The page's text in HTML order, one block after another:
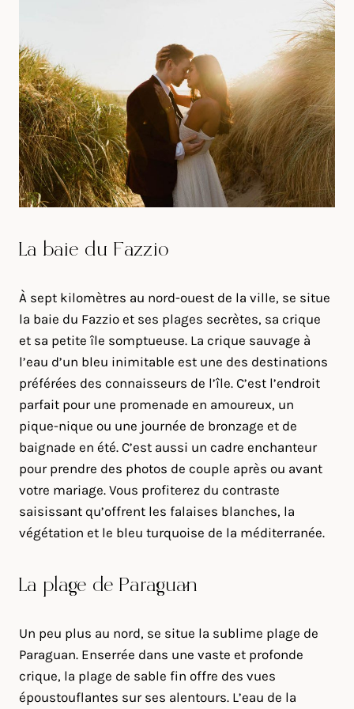
La baie du Fazzio
À sept kilomètres au nord-ouest de la ville, se situe
la baie du Fazzio et ses plages secrètes, sa crique
et sa petite île somptueuse. La crique sauvage à
l’eau d’un bleu inimitable est une des destinations
préférées des connaisseurs de l’île. C’est l’endroit
parfait pour une promenade en amoureux, un
pique-nique ou une journée de bronzage et de
baignade en été. C’est aussi un cadre enchanteur
pour prendre des photos de couple après ou avant
votre mariage. Vous profiterez du contraste
saisissant qu’offrent les falaises blanches, la
végétation et le bleu turquoise de la méditerranée.
La plage de Paraguan
Un peu plus au nord, se situe la sublime plage de
Paraguan. Enserrée dans une vaste et profonde
crique, la plage de sable fin offre des vues
époustouflantes sur ses alentours. L’eau de la